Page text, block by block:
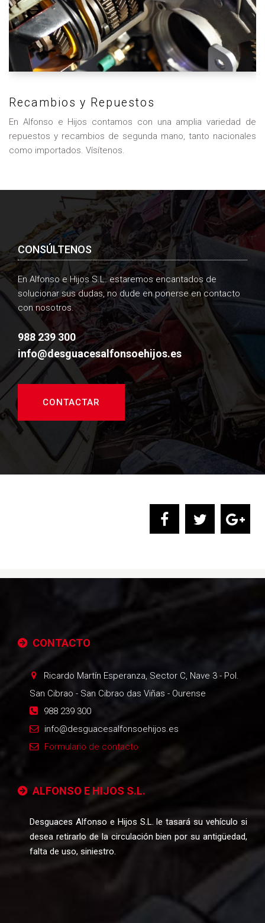
Recambios y Repuestos
En Alfonso e Hijos contamos con una amplia variedad de
repuestos y recambios de segunda mano, tanto nacionales
como importados. Vísítenos.
CONSÚLTENOS
En Alfonso e Hijos S.L. estaremos encantados de
solucionar sus dudas, no dude en ponerse en contacto
con nosotros.
988 239 300
info@desguacesalfonsoehijos.es
CONTACTAR
CONTACTO
Ricardo Martín Esperanza, Sector C, Nave 3 - Pol.
San Cibrao - San Cibrao das Viñas - Ourense
988 239 300
info@desguacesalfonsoehijos.es
Formulario de contacto
ALFONSO E HIJOS S.L.
Desguaces Alfonso e Hijos S.L. le tasará su vehículo si
desea retirarlo de la circulación bien por su antigüedad,
falta de uso, siniestro.